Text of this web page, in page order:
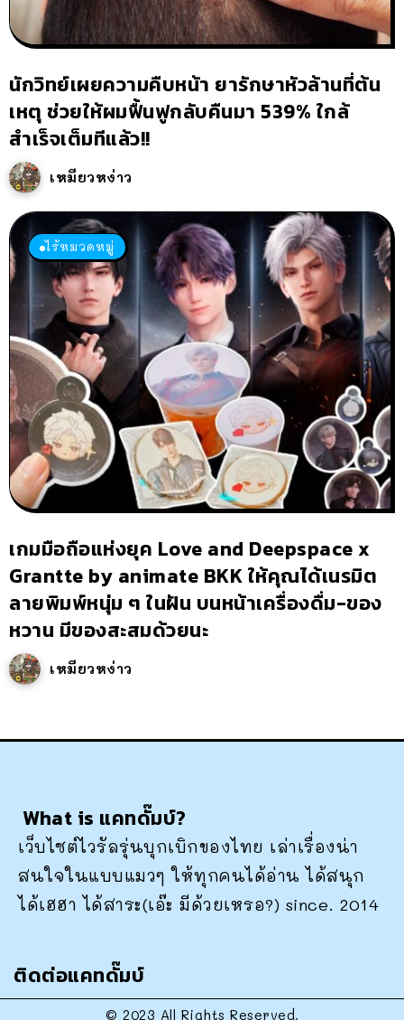
นักวิทย์เผยความคืบหน้า ยารักษาหัวล้านที่ต้น
เหตุ ช่วยให้ผมฟื้นฟูกลับคืนมา 539% ใกล้
สำเร็จเต็มทีแล้ว!!
เหมียวหง่าว
ไร้หมวดหมู่
เกมมือถือแห่งยุค Love and Deepspace x
Grantte by animate BKK ให้คุณได้เนรมิต
ลายพิมพ์หนุ่ม ๆ ในฝัน บนหน้าเครื่องดื่ม-ของ
หวาน มีของสะสมด้วยนะ
เหมียวหง่าว
What is แคทดั๊มบ์?
เว็บไซต์ไวรัลรุ่นบุกเบิกของไทย เล่าเรื่องน่า
สนใจในแบบแมวๆ ให้ทุกคนได้อ่าน ได้สนุก
ได้เฮฮา ได้สาระ(เอ๊ะ มีด้วยเหรอ?) since. 2014
ติดต่อแคทดั๊มบ์
© 2023 All Rights Reserved.